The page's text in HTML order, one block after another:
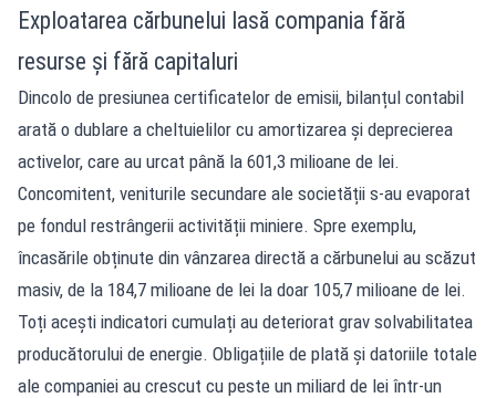
Exploatarea cărbunelui lasă compania fără
resurse și fără capitaluri
Dincolo de presiunea certificatelor de emisii, bilanțul contabil
arată o dublare a cheltuielilor cu amortizarea și deprecierea
activelor, care au urcat până la 601,3 milioane de lei.
Concomitent, veniturile secundare ale societății s-au evaporat
pe fondul restrângerii activității miniere. Spre exemplu,
încasările obținute din vânzarea directă a cărbunelui au scăzut
masiv, de la 184,7 milioane de lei la doar 105,7 milioane de lei.
Toți acești indicatori cumulați au deteriorat grav solvabilitatea
producătorului de energie. Obligațiile de plată și datoriile totale
ale companiei au crescut cu peste un miliard de lei într-un